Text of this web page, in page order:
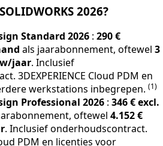
2026?
Standard 2026 : 290 €
als jaarabonnement, oftewel 3
jaar. Inclusief
3DEXPERIENCE Cloud PDM en
werkstations inbegrepen. (1)
Professional 2026 : 346 € excl.
oftewel 4.152 €
. Inclusief onderhoudscontract.
PDM en licenties voor